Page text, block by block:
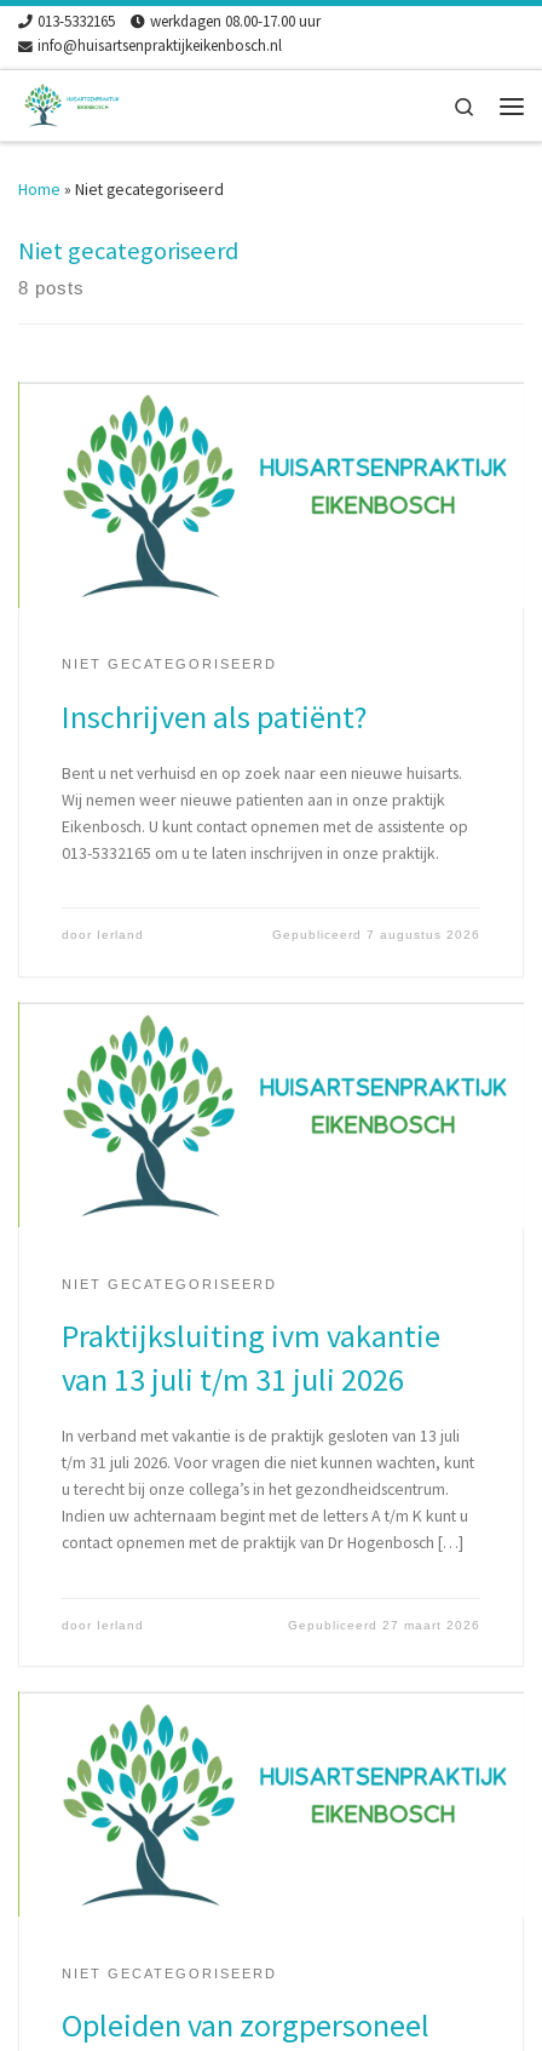
Skip to content
013-5332165
werkdagen 08.00-17.00 uur
info@huisartsenpraktijkeikenbosch.nl
Search
Home » Niet gecategoriseerd
Niet gecategoriseerd
8 posts
NIET GECATEGORISEERD
Inschrijven als patiënt?
Bent u net verhuisd en op zoek naar een nieuwe huisarts.
Wij nemen weer nieuwe patienten aan in onze praktijk
Eikenbosch. U kunt contact opnemen met de assistente op
013-5332165 om u te laten inschrijven in onze praktijk.
door Ierland Gepubliceerd7 augustus 2026
NIET GECATEGORISEERD
Praktijksluiting ivm vakantie
van 13 juli t/m 31 juli 2026
In verband met vakantie is de praktijk gesloten van 13 juli
t/m 31 juli 2026. Voor vragen die niet kunnen wachten, kunt
u terecht bij onze collega’s in het gezondheidscentrum.
Indien uw achternaam begint met de letters A t/m K kunt u
contact opnemen met de praktijk van Dr Hogenbosch […]
door Ierland Gepubliceerd27 maart 2026
NIET GECATEGORISEERD
Opleiden van zorgpersoneel